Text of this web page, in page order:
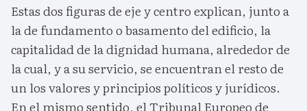
Estas dos figuras de eje y centro explican, junto a
la de fundamento o basamento del edificio, la
capitalidad de la dignidad humana, alrededor de
la cual, y a su servicio, se encuentran el resto de
un los valores y principios políticos y jurídicos.
En el mismo sentido, el Tribunal Europeo de